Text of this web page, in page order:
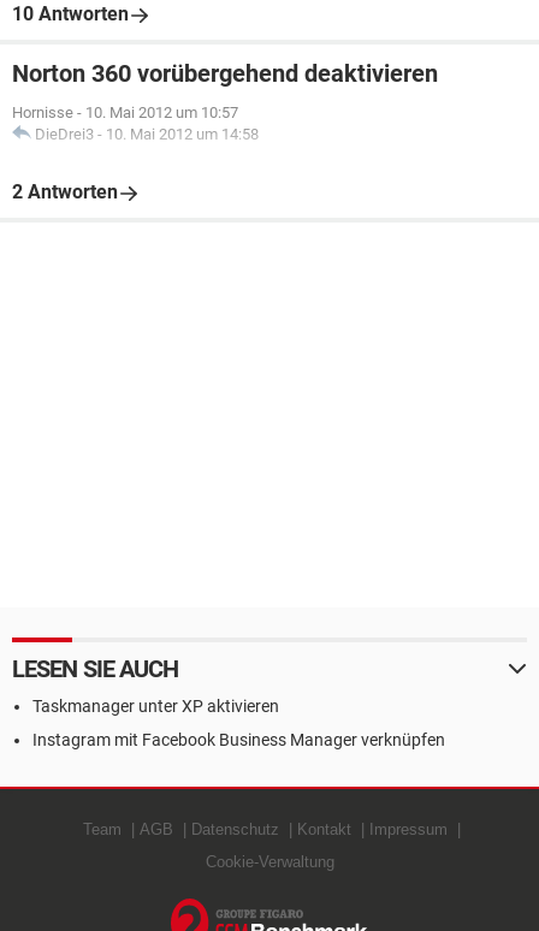
10 Antworten
Norton 360 vorübergehend deaktivieren
Hornisse - 10. Mai 2012 um 10:57
DieDrei3 - 10. Mai 2012 um 14:58
2 Antworten
LESEN SIE AUCH
Taskmanager unter XP aktivieren
Instagram mit Facebook Business Manager verknüpfen
Team AGB Datenschutz Kontakt
Impressum
Cookie-Verwaltung